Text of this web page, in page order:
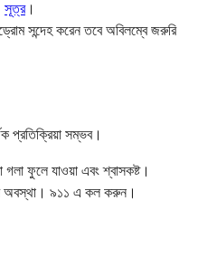
সূত্র।
সন্দেহ করেন তবে অবিলম্বে জরুরি
প্রতিক্রিয়া সম্ভব।
ফুলে যাওয়া এবং শ্বাসকষ্ট।
অবস্থা। ৯১১ এ কল করুন।